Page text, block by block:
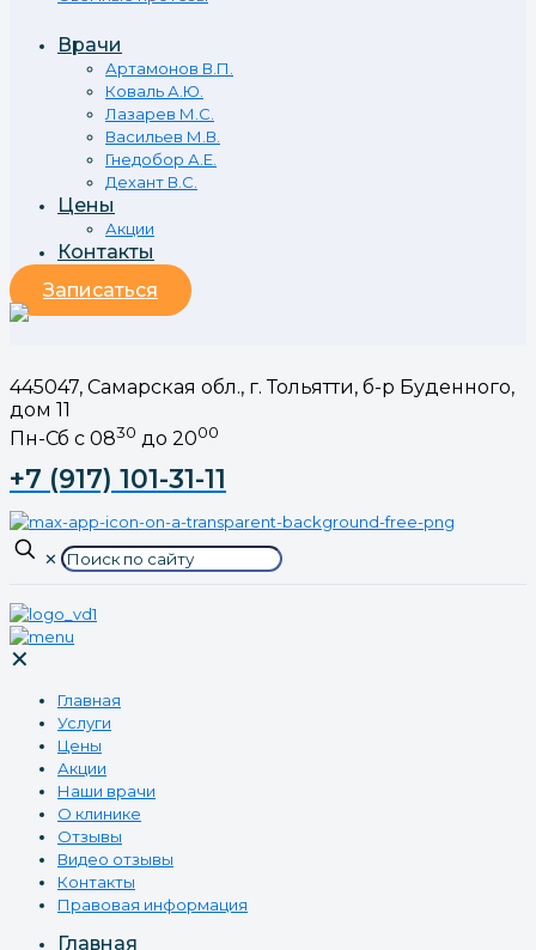
Врачи
Артамонов В.П.
Коваль А.Ю.
Лазарев М.С.
Васильев М.В.
Гнедобор А.Е.
Дехант В.С.
Цены
Акции
Контакты
Записаться
445047, Самарская обл., г. Тольятти, б-р Буденного,
дом 11
Пн-Сб с 0830 до 2000
+7 (917) 101-31-11
✕
✕
Главная
Услуги
Цены
Акции
Наши врачи
О клинике
Отзывы
Видео отзывы
Контакты
Правовая информация
Главная